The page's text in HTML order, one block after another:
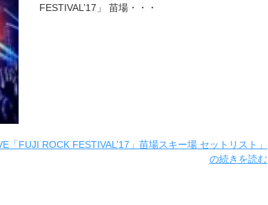
FESTIVAL’17」 苗場・・・
「FUJI ROCK FESTIVAL’17」苗場スキー場 セットリスト」
の続きを読む